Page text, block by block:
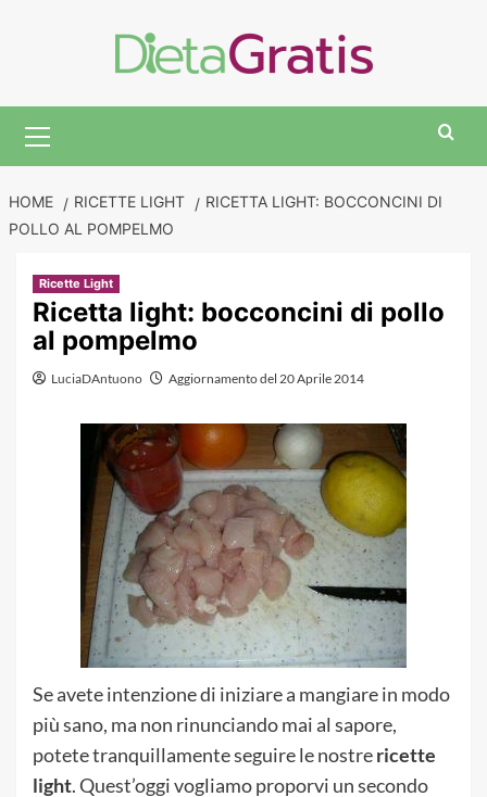
Menu
HOME RICETTE LIGHT
RICETTA LIGHT: BOCCONCINI DI
POLLO AL POMPELMO
Ricette Light
Ricetta light: bocconcini di pollo
al pompelmo
LuciaDAntuono Aggiornamento del 20 Aprile 2014
Se avete intenzione di iniziare a mangiare in modo
più sano, ma non rinunciando mai al sapore,
potete tranquillamente seguire le nostrericette
light. Quest’oggi vogliamo proporvi un secondo